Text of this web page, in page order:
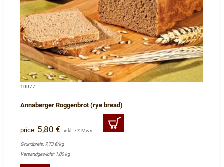
10077
Annaberger Roggenbrot (rye bread)
price: 5,80 € inkl. 7% Mwst
Grundpreis: 7,73 €/kg
Versandgewicht: 1,00 kg